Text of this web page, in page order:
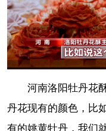
河南洛阳牡丹花
丹花现有的颜色，比
有的姚黄牡丹，我们